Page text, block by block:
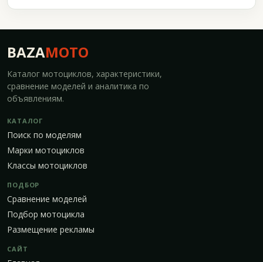
BAZAMOTO
Каталог мотоциклов, характеристики,
сравнение моделей и аналитика по
объявлениям.
КАТАЛОГ
Поиск по моделям
Марки мотоциклов
Классы мотоциклов
ПОДБОР
Сравнение моделей
Подбор мотоцикла
Размещение рекламы
САЙТ